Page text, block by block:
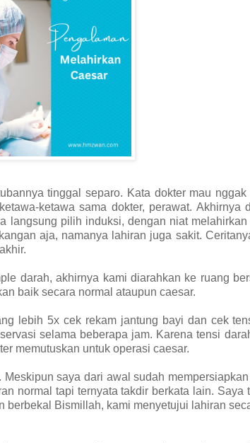
tinggal separo. Kata dokter mau
ketawa sama dokter, perawat. Akhirnya
langsung pilih induksi, dengan niat
aja, namanya lahiran juga sakit.
darah, akhirnya kami diarahkan ke ruang
baik secara normal ataupun caesar.
lebih 5x cek rekam jantung bayi dan cek
selama beberapa jam. Karena tensi
memutuskan untuk operasi caesar.
saya dari awal sudah
normal tapi ternyata takdir berkata lain. Saya
Bismillah, kami menyetujui lahiran